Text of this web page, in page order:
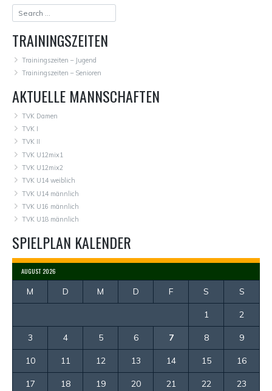
TRAININGSZEITEN
Trainingszeiten – Jugend
Trainingszeiten – Senioren
AKTUELLE MANNSCHAFTEN
TVK Damen
TVK I
TVK II
TVK U12mix1
TVK U12mix2
TVK U14 weiblich
TVK U14 männlich
TVK U16 männlich
TVK U18 männlich
SPIELPLAN KALENDER
AUGUST 2026
M D M D F S S
1 2
3 4 5 6 7 8 9
10 11 12 13 14 15 16
17 18 19 20 21 22 23